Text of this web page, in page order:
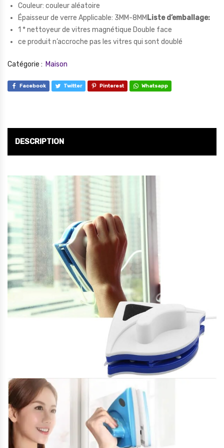
Couleur: couleur aléatoire
Épaisseur de verre Applicable: 3MM-8MM Liste d’emballage:
1 * nettoyeur de vitres magnétique Double face
ce produit n’accroche pas les vitres qui sont doublé
Catégorie : Maison
Facebook Twitter Pinterest Whatsapp
DESCRIPTION